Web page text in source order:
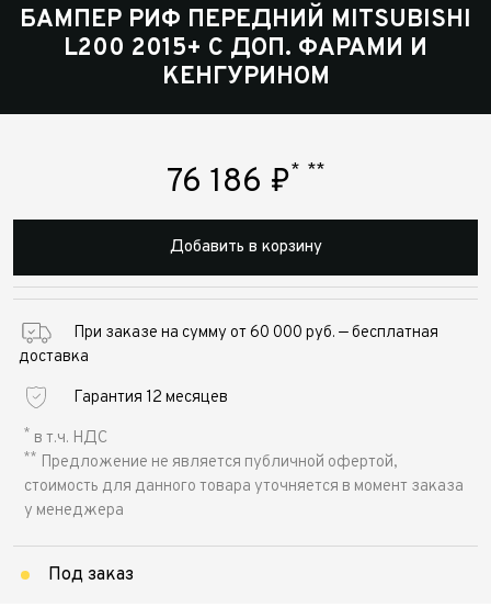
БАМПЕР РИФ ПЕРЕДНИЙ MITSUBISHI
L200 2015+ С ДОП. ФАРАМИ И
КЕНГУРИНОМ
76 186 ₽* **
Добавить в корзину
При заказе на сумму от 60 000 руб. — бесплатная
доставка
Гарантия 12 месяцев
* в т.ч. НДС
** Предложение не является публичной офертой,
стоимость для данного товара уточняется в момент заказа
у менеджера
Под заказ